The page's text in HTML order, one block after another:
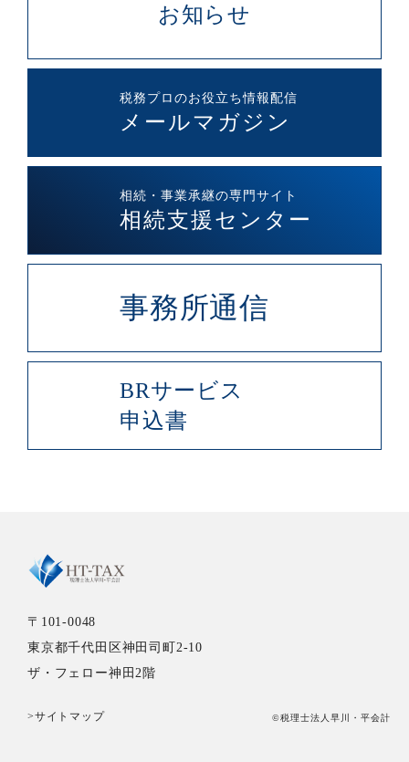
お知らせ
税務プロのお役立ち情報配信
メールマガジン
相続・事業承継の専門サイト
相続支援センター
事務所通信
BRサービス
申込書
〒101-0048
東京都千代田区神田司町2-10
ザ・フェロー神田2階
>サイトマップ ©税理士法人早川・平会計